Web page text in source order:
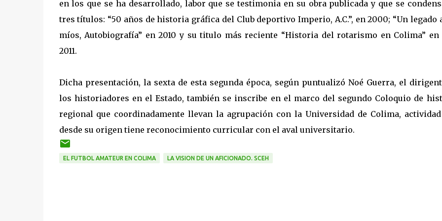
en los que se ha desarrollado, labor que se testimonia en su obra publicada y que se
tres títulos: “50 años de historia gráfica del Club deportivo Imperio, A.C.”, en 2000; “Un legado
míos, Autobiografía” en 2010 y su titulo más reciente “Historia del rotarismo en Colima” en
2011.
Dicha presentación, la sexta de esta segunda época, según puntualizó Noé Guerra, el
los historiadores en el Estado, también se inscribe en el marco del segundo Coloquio de
regional que coordinadamente llevan la agrupación con la Universidad de Colima, actividad
desde su origen tiene reconocimiento curricular con el aval universitario.
EL FUTBOL AMATEUR EN COLIMA LA VISION DE UN AFICIONADO. SCEH